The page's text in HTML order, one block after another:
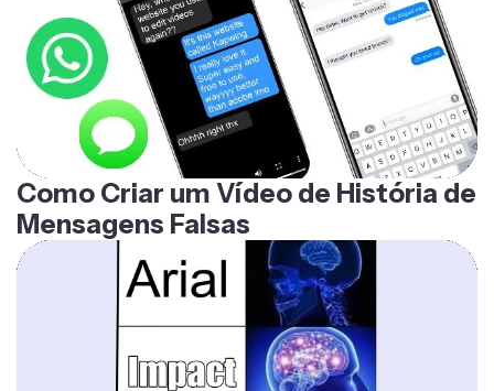
Como Criar um Vídeo de História de
Mensagens Falsas